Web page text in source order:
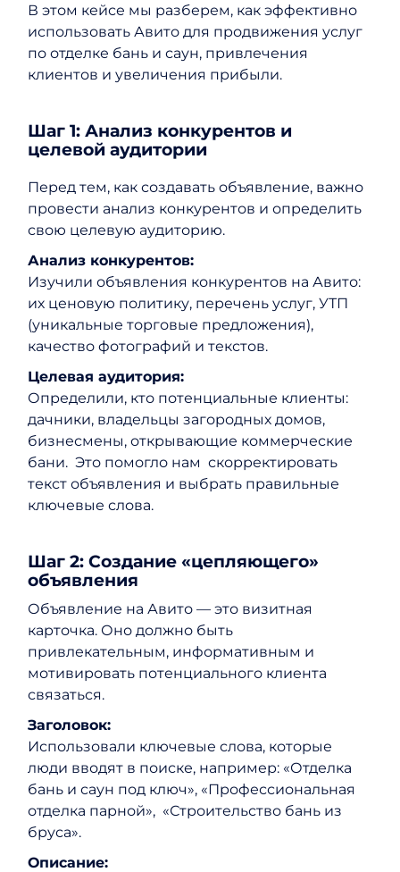
В этом кейсе мы разберем, как эффективно
использовать Авито для продвижения услуг
по отделке бань и саун, привлечения
клиентов и увеличения прибыли.
Шаг 1: Анализ конкурентов и
целевой аудитории
Перед тем, как создавать объявление, важно
провести анализ конкурентов и определить
свою целевую аудиторию.
Анализ конкурентов:
Изучили объявления конкурентов на Авито:
их ценовую политику, перечень услуг, УТП
(уникальные торговые предложения),
качество фотографий и текстов.
Целевая аудитория:
Определили, кто потенциальные клиенты:
дачники, владельцы загородных домов,
бизнесмены, открывающие коммерческие
бани. Это помогло нам скорректировать
текст объявления и выбрать правильные
ключевые слова.
Шаг 2: Создание «цепляющего»
объявления
Объявление на Авито — это визитная
карточка. Оно должно быть
привлекательным, информативным и
мотивировать потенциального клиента
связаться.
Заголовок:
Использовали ключевые слова, которые
люди вводят в поиске, например: «Отделка
бань и саун под ключ», «Профессиональная
отделка парной», «Строительство бань из
бруса».
Описание: